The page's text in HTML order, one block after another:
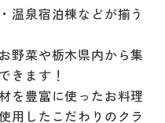
温泉宿泊棟などが揃う
野菜や栃木県内から集
きます！
を豊富に使ったお料理
用したこだわりのクラ